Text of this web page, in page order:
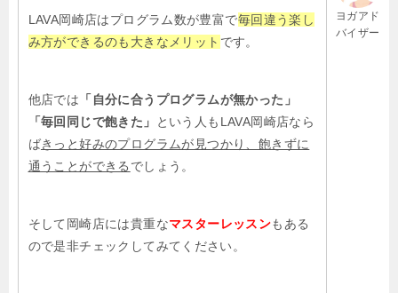
ヨガアド
バイザー
LAVA岡崎店はプログラム数が豊富で毎回違う楽し
み方ができるのも大きなメリット です。
他店では 「自分に合うプログラムが無かった」
「毎回同じで飽きた」
という人も LAVA岡崎店なら
ばきっと好みのプログラムが見つかり、飽きずに
通うことができる でしょう。
そして岡崎店には貴重なマスターレッスンもある
ので是非チェックしてみてください。